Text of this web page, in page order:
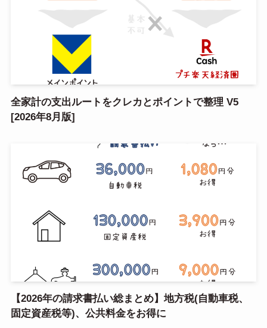
全家計の支出ルートをクレカとポイントで整理 V5
[2026年8月版]
【2026年の請求書払い総まとめ】地方税(自動車税、
固定資産税等)、公共料金をお得に